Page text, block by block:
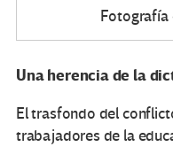
Fotografía
Una herencia de la
El trasfondo del
trabajadores de la